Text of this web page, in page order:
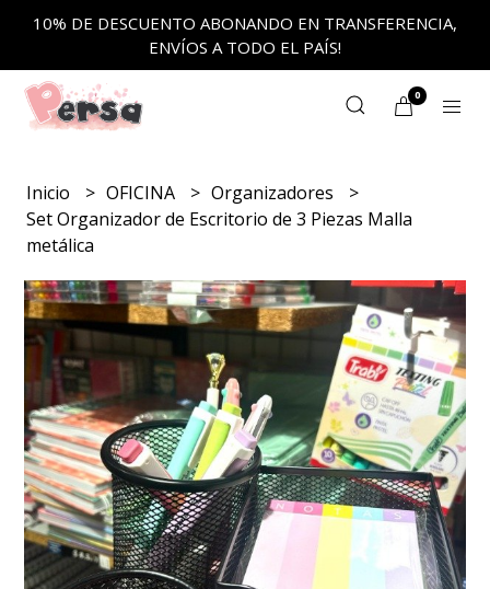
10% DE DESCUENTO ABONANDO EN TRANSFERENCIA,
ENVÍOS A TODO EL PAÍS!
0
Inicio OFICINA
Organizadores
Set Organizador de Escritorio de 3 Piezas Malla
metálica